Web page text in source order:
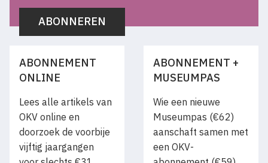
ABONNEREN
ABONNEMENT
ONLINE
Lees alle artikels van
OKV online en
doorzoek de voorbije
vijftig jaargangen
ABONNEMENT +
MUSEUMPAS
Wie een nieuwe
Museumpas (€62)
aanschaft samen met
een OKV-